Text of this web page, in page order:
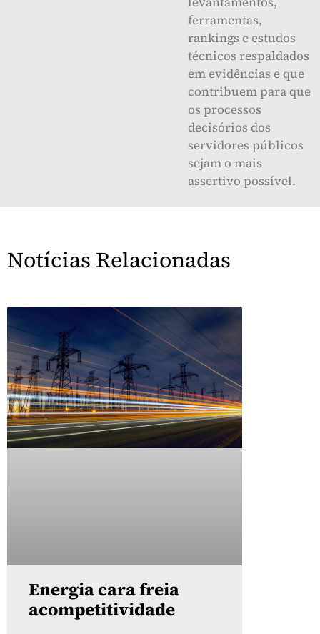
ferramentas,
rankings e estudos
técnicos respaldados
em evidências e que
contribuem para que
os processos
decisórios dos
servidores públicos
sejam o mais
assertivo possível.
Notícias Relacionadas
Energia cara freia
acompetitividade